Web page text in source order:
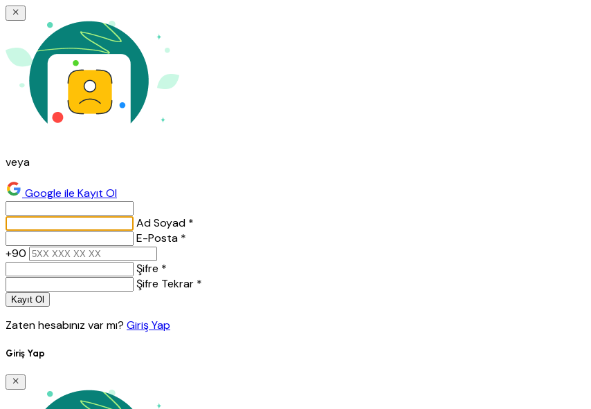
veya
Google ile Kayıt Ol
Ad Soyad *
E-Posta *
+90
Şifre *
Şifre Tekrar *
Kayıt Ol
Zaten hesabınız var mı? Giriş Yap
Giriş Yap